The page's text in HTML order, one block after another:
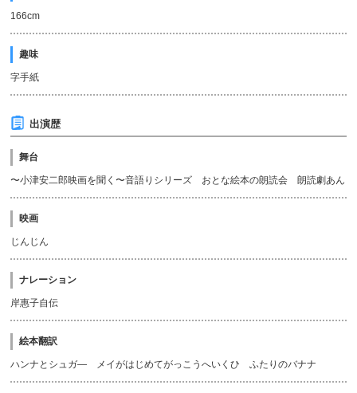
166cm
趣味
字手紙
出演歴
舞台
〜小津安二郎映画を聞く〜音語りシリーズ おとな絵本の朗読会 朗読劇あん
映画
じんじん
ナレーション
岸惠子自伝
絵本翻訳
ハンナとシュガ— メイがはじめてがっこうへいくひ ふたりのバナナ